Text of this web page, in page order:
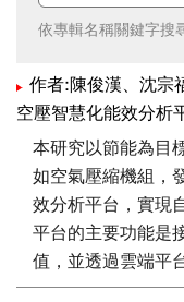
依專輯名稱關鍵字搜
作者:陳俊漢、沈宗
空壓智慧化能效分析
本研究以節能為目
如空氣壓縮機組，
效分析平台，實現
平台的主要功能是
值，並透過雲端平
析結果可以為管理